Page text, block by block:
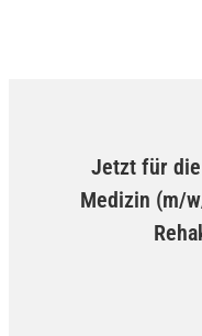
Jetzt für
Medizin (m/